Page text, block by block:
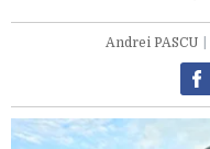
Andrei PASCU